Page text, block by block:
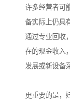
许多经营者可
备实际上仍具
通过专业回收
在的现金收入
发展或新设备
更重要的是，